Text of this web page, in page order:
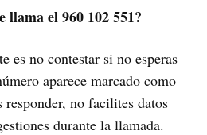
llama el 960 102 551?
es no contestar si no esperas
aparece marcado como
responder, no facilites datos
durante la llamada.